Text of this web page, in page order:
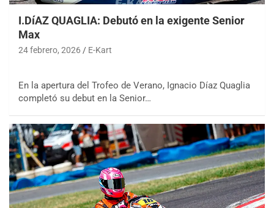
I.DíAZ QUAGLIA: Debutó en la exigente Senior
Max
24 febrero, 2026 E-Kart
En la apertura del Trofeo de Verano, Ignacio Díaz Quaglia
completó su debut en la Senior…